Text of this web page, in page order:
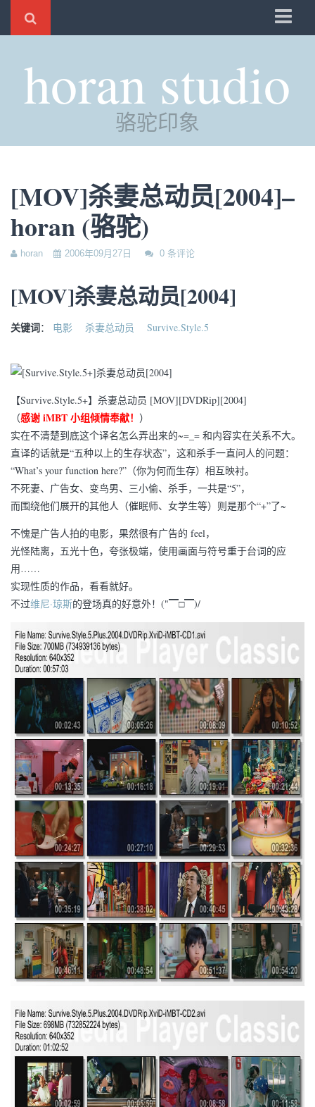
时光
评分
管理
horan studio
骆驼印象
[MOV]杀妻总动员[2004]–
horan (骆驼)
horan 2006年09月27日 0 条评论
[MOV]杀妻总动员[2004]
关键词： 电影 杀妻总动员 Survive.Style.5
【Survive.Style.5+】杀妻总动员 [MOV][DVDRip][2004]
（感谢 iMBT 小组倾情奉献！ ）
实在不清楚到底这个译名怎么弄出来的~=_= 和内容实在关系不大。
直译的话就是“五种以上的生存状态”，这和杀手一直问人的问题：
“What’s your function here?”（你为何而生存）相互映衬。
不死妻、广告女、变鸟男、三小偷、杀手，一共是“5”，
而围绕他们展开的其他人（催眠师、女学生等）则是那个“+”了~
不愧是广告人拍的电影，果然很有广告的 feel，
光怪陆离，五光十色，夸张极端，使用画面与符号重于台词的应
用……
实现性质的作品，看看就好。
不过维尼·琼斯的登场真的好意外！("▔□▔)/